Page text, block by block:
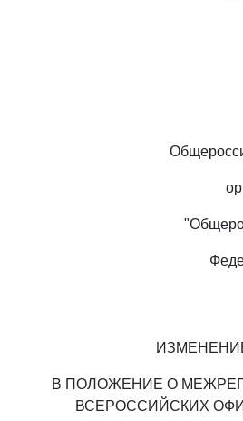
В ПОЛОЖЕНИЕ О
ВСЕРОССИЙСКИХ